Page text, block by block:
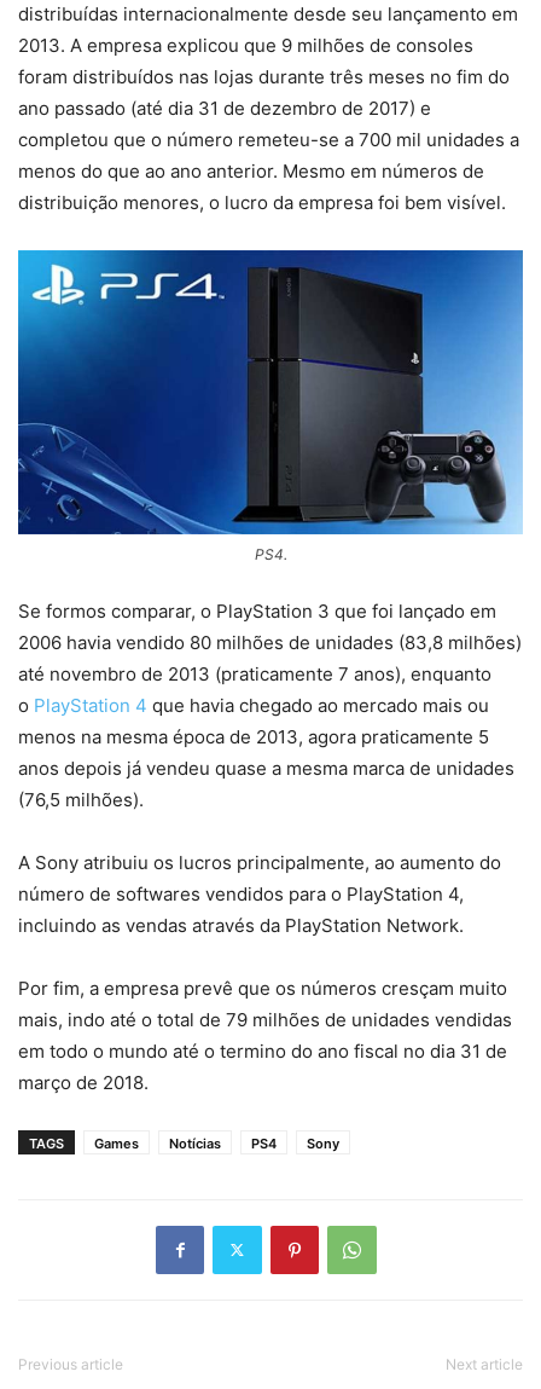
distribuídas internacionalmente desde seu lançamento em
2013. A empresa explicou que 9 milhões de consoles
foram distribuídos nas lojas durante três meses no fim do
ano passado (até dia 31 de dezembro de 2017) e
completou que o número remeteu-se a 700 mil unidades a
menos do que ao ano anterior. Mesmo em números de
distribuição menores, o lucro da empresa foi bem visível.
PS4.
Se formos comparar, o PlayStation 3 que foi lançado em
2006 havia vendido 80 milhões de unidades (83,8 milhões)
até novembro de 2013 (praticamente 7 anos), enquanto
o PlayStation 4 que havia chegado ao mercado mais ou
menos na mesma época de 2013, agora praticamente 5
anos depois já vendeu quase a mesma marca de unidades
(76,5 milhões).
A Sony atribuiu os lucros principalmente, ao aumento do
número de softwares vendidos para o PlayStation 4,
incluindo as vendas através da PlayStation Network.
Por fim, a empresa prevê que os números cresçam muito
mais, indo até o total de 79 milhões de unidades vendidas
em todo o mundo até o termino do ano fiscal no dia 31 de
março de 2018.
TAGS Games Notícias PS4 Sony
Previous article Next article